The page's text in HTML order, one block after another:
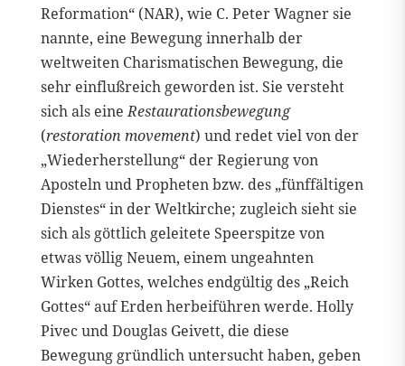
Reformation“ (NAR), wie C. Peter Wagner sie
nannte, eine Bewegung innerhalb der
weltweiten Charismatischen Bewegung, die
sehr einflußreich geworden ist. Sie versteht
sich als eineRestaurationsbewegung
(restoration movement) und redet viel von der
„Wiederherstellung“ der Regierung von
Aposteln und Propheten bzw. des „fünffältigen
Dienstes“ in der Weltkirche; zugleich sieht sie
sich als göttlich geleitete Speerspitze von
etwas völlig Neuem, einem ungeahnten
Wirken Gottes, welches endgültig des „Reich
Gottes“ auf Erden herbeiführen werde. Holly
Pivec und Douglas Geivett, die diese
Bewegung gründlich untersucht haben, geben